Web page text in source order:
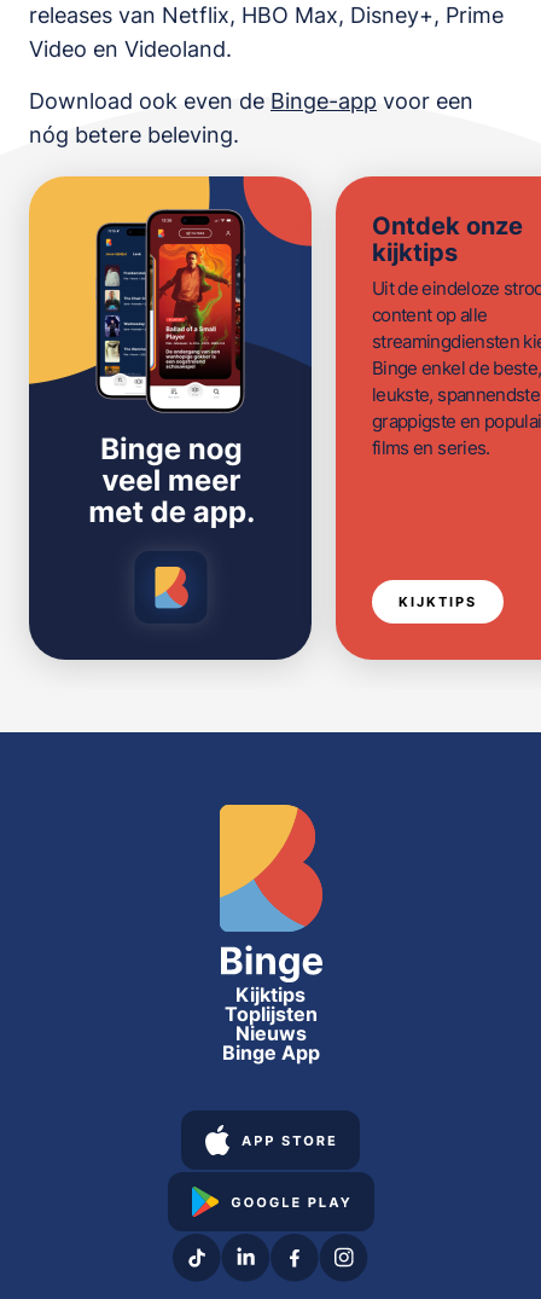
releases van Netflix, HBO Max, Disney+, Prime
Video en Videoland.
Download ook even de Binge-app voor een
nóg betere beleving.
Ontdek onze
kijktips
Uit de eindeloze
content op alle
streamingdiensten
Binge enkel de beste,
leukste,
grappigste en
films en series.
KIJKTIPS
Kijktips
Toplijsten
Nieuws
Binge App